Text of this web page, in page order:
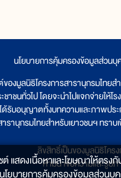
นโยบายการคุ้มครองข้อมูลส่วนบุ
องมูลนิธิโครงการสารานุกรมไท
ชาชนทั่วไป โดยจะนำไปแจกจ่าย
รับอนุญาตทั้งบทความและภาพประ
รานุกรมไทยสำหรับเยาวชนฯ ทร
ลิขสิทธิ์เป็นของมูลนิธิโคร
ห้ามนำข้อความและรูป
แสดงเนื้อหาและโฆษณาให้ตรง
นโยบายการคุ้มครองข้อมูลส่วนบุ